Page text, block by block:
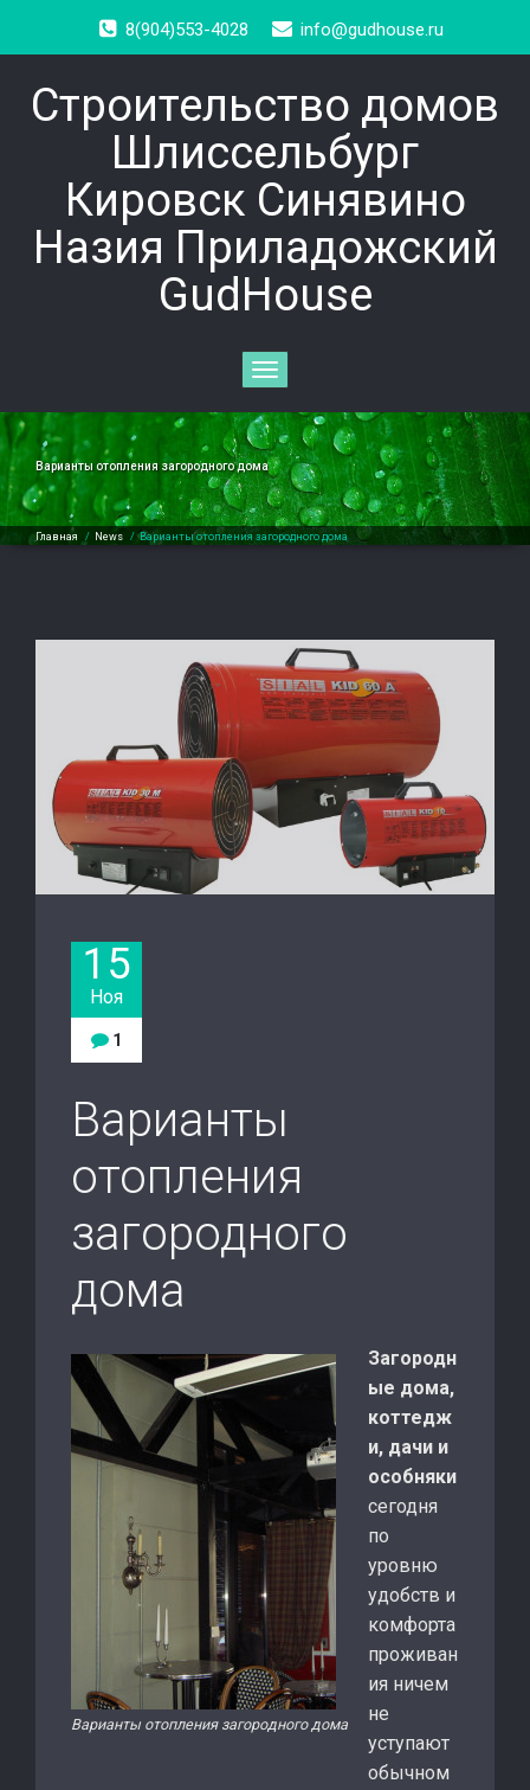
8(904)553-4028 info@gudhouse.ru
Строительство домов
Шлиссельбург
Кировск Синявино
Назия Приладожский
GudHouse
Toggle
navigation
Варианты отопления загородного дома
Главная / News /Варианты отопления загородного дома
15
Ноя
1
Варианты
отопления
загородного
дома
Варианты отопления загородного дома
Загородн
ые дома,
коттедж
и, дачи и
особняки
сегодня
по
уровню
удобств и
комфорта
проживан
ия ничем
не
уступают
обычном